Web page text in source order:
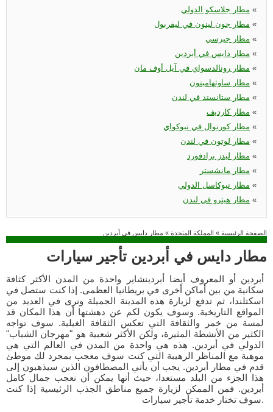
مطار جلاسكو الدولي «
مطار جون لينون في ليفربول «
مطار جيرسي «
مطار دايس في أبردين «
مطار رونالدسواي في آيل أوف مان «
مطار ساوثهامبتون «
مطار ستانستد في لندن «
مطار كارديف «
مطار كورنوال في نيوكواي «
مطار لوتون في لندن «
مطار ليدز برادفورد «
مطار مانشستر «
مطار نيوكاسل الدولي «
مطار هيثرو في لندن «
الصفحة الرئيسية » المملكة المتحدة » مطار دايس في أبردين
مطار دايس في أبردين تأجير سيارات
أبردين أو المعروف أيضا أبردينشاير واحدة من المدن الأكثر كثافة
سكانية من بين أماكن أخرى في بريطانيا العظمى. إذا كنت ستصل في
اسكتلندا، ثم تدفع لزيارة هذه المدينة الجميلة ونرى في العديد من
المواقع التاريخية. وسوف يكون لكم عن دهشتها أن هذا المكان قد
لمسة من خمر والثقافة التي تعكس الثقافة الغيلية. سوف تواجه
الكثير من الأنشطة المثيرة، ولكن الأكثر شعبية هو "مهرجان الشباب"
الدولي في أبردين. هذه هي واحدة من المدن في العالم التي هي
موهبة مع المناظر الرهيبة التي كنت سوف معجب بمجرد لك موطئ
قدم في مطار أبردين. يجب أن يأتي المصطافون الذين سيذهبون إلى
هذا الجزء من البلد مستعدا، حيث أنها يمكن أن نعجب جمال كامل
أبردين. فمن الممكن لزيارة جميع مناطق الجذب الرئيسية إذا كنت
سوف تختار خدمة تأجير سيارات.